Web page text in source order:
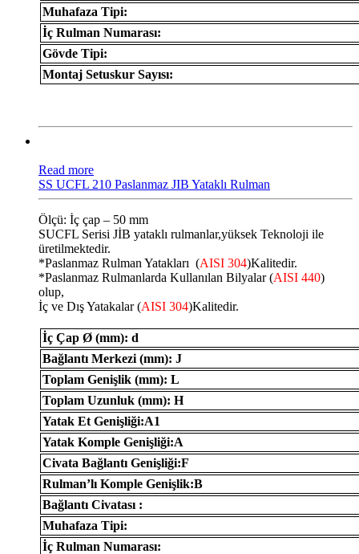
Muhafaza Tipi:
İç Rulman Numarası:
Gövde Tipi:
Montaj Setuskur Sayısı:
Read more
SS UCFL 210 Paslanmaz JIB Yataklı Rulman
Ölçü: İç çap – 50 mm
SUCFL Serisi JİB ​​yataklı rulmanlar,yüksek Teknoloji ile
üretilmektedir.
*Paslanmaz Rulman Yatakları (AISI 304)Kalitedir.
*Paslanmaz Rulmanlarda Kullanılan Bilyalar (AISI 440)
olup,
İç ve Dış Yatakalar (AISI 304)Kalitedir.
İç Çap Ø (mm): d
Bağlantı Merkezi (mm): J
Toplam Genişlik (mm): L
Toplam Uzunluk (mm): H
Yatak Et Genişliği:A1
Yatak Komple Genişliği:A
Civata Bağlantı Genişliği:F
Rulman’lı Komple Genişlik:B
Bağlantı Civatası :
Muhafaza Tipi:
İç Rulman Numarası: